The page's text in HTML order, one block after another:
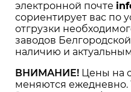
электронной почте
сориентирует вас по
отгрузки
заводов
наличию и
ВНИМАНИЕ! Цены на
меняются ежедневно.